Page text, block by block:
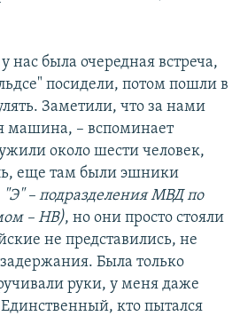
нас была очередная встреча,
посидели, потом пошли в
Заметили, что за нами
машина, – вспоминает
около шести человек,
еще там были эшники
– подразделения МВД по
– НВ), но они просто стояли
не представились, не
Была только
руки, у меня даже
кто пытался